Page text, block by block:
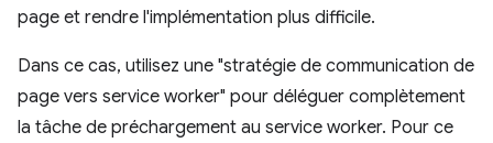
page et rendre l'implémentation plus difficile.
Dans ce cas, utilisez une "stratégie de communication de
page vers service worker" pour déléguer complètement
la tâche de préchargement au service worker. Pour ce